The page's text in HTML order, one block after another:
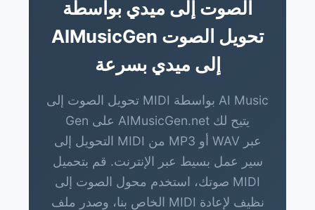
الصوت إلى ميدي بواسطة
AIMusicGen تحويل الصوت
إلى ميدي بسرعة
تحويل الصوت إلى MIDI بواسطة AI Music
Gen على AIMusicGen.net يتيح لك
التحويل إلى MIDI من MP3 أو WAV عبر
سير عمل بسيط عبر الإنترنت. قم بتحميل
صوتك، استخدم محول الصوت إلى MIDI
الخاص بنا، وصدر ملف MIDI نظيف لإعادة